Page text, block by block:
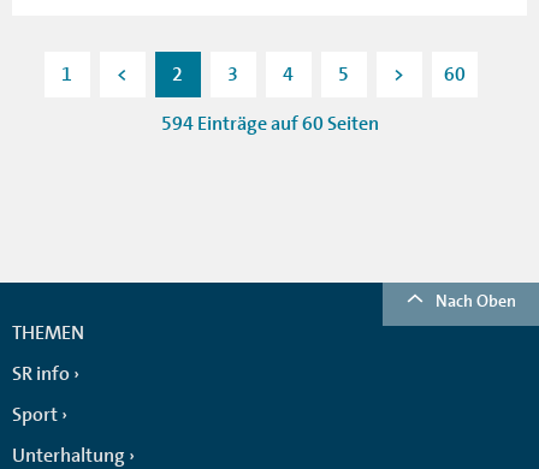
1 < 2 3 4 5 > 60
594 Einträge auf 60 Seiten
Nach Oben
THEMEN
SR info
Sport
Unterhaltung